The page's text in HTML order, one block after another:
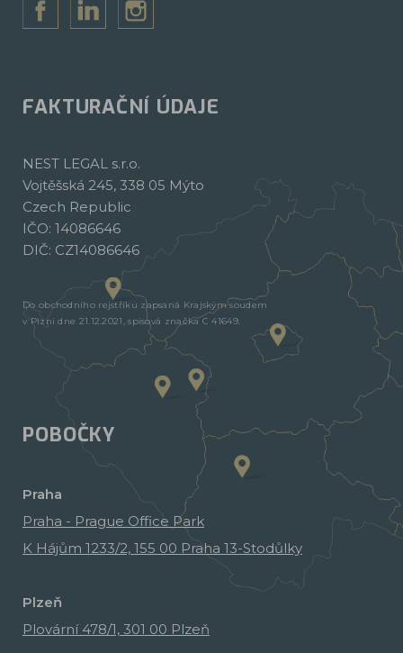
FAKTURAČNÍ ÚDAJE
NEST LEGAL s.r.o.
Vojtěšská 245, 338 05 Mýto
Czech Republic
IČO: 14086646
DIČ: CZ14086646
Do obchodního rejstříku zapsaná Krajským soudem
v Plzni dne 21.12.2021, spisová značka C 41649.
POBOČKY
Praha
Praha - Prague Office Park
K Hájům 1233/2, 155 00 Praha 13-Stodůlky
Plzeň
Plovární 478/1, 301 00 Plzeň